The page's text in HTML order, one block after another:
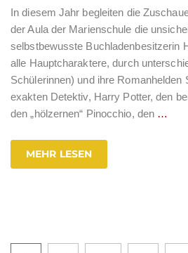
In diesem Jahr begleiten die
der Aula der Marienschule die
selbstbewusste Buchladenbesitzerin
alle Hauptcharaktere, durch
Schülerinnen) und ihre Romanhelden
exakten Detektiv, Harry Potter, den
den „hölzernen“ Pinocchio, den …
MEHR LESEN